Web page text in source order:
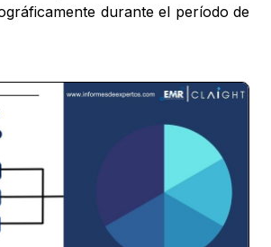
durante el período de